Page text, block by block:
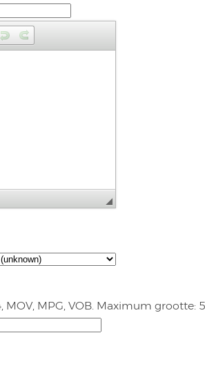
MOV, MPG, VOB. Maximum grootte: